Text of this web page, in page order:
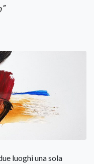
luoghi una sola